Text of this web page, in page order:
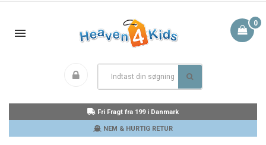
0
Fri Fragt fra 199 i Danmark
NEM & HURTIG RETUR